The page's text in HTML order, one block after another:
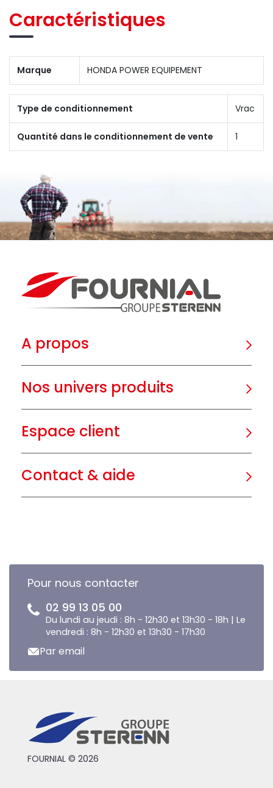
Caractéristiques
Marque HONDA POWER EQUIPEMENT
Type de conditionnement Vrac
Quantité dans le conditionnement de vente 1
A propos
Nos univers produits
Espace client
Contact & aide
Pour nous contacter
02 99 13 05 00
Du lundi au jeudi : 8h - 12h30 et 13h30 - 18h | Le
vendredi : 8h - 12h30 et 13h30 - 17h30
Par email
FOURNIAL © 2026